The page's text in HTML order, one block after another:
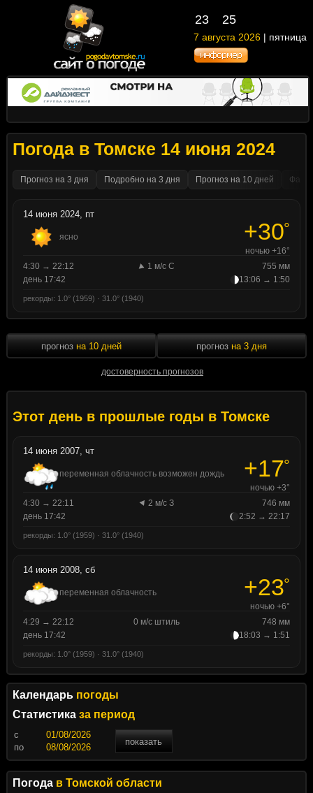
23 25
7 августа 2026 | пятница
Погода в Томске 14 июня 2024
Прогноз на 3 дня Подробно на 3 дня Прогноз на 10 дней
14 июня 2024, пт
ясно +30°
ночью +16°
4:30 → 22:12
1 м/с С
755 мм
день 17:42
13:06 → 1:50
рекорды: 1.0° (1959) · 31.0° (1940)
прогноз на 10 дней
достоверность прогнозов
прогноз на 3 дня
Этот день в прошлые годы в Томске
14 июня 2007, чт
переменная облачность возможен дождь +17°
ночью +3°
4:30 → 22:11
2 м/с З
746 мм
день 17:42
2:52 → 22:17
рекорды: 1.0° (1959) · 31.0° (1940)
14 июня 2008, сб
переменная облачность +23°
ночью +6°
4:29 → 22:12
0 м/с штиль
748 мм
день 17:42
18:03 → 1:51
рекорды: 1.0° (1959) · 31.0° (1940)
Календарь погоды
Статистика за период
c
показать
по
Погода в Томской области